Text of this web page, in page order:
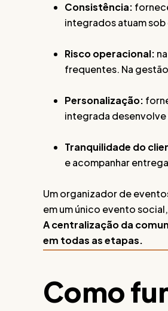
Consistência:
integrados atuam
Risco operacional:
frequentes. Na
Personalização:
integrada
Tranquilidade do
e acompanhar
Um organizador de
em um único evento
A centralização da
em todas as etapas.
Como